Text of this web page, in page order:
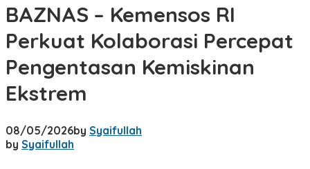
BAZNAS – Kemensos RI
Perkuat Kolaborasi Percepat
Pengentasan Kemiskinan
Ekstrem
08/05/2026by Syaifullah
by Syaifullah